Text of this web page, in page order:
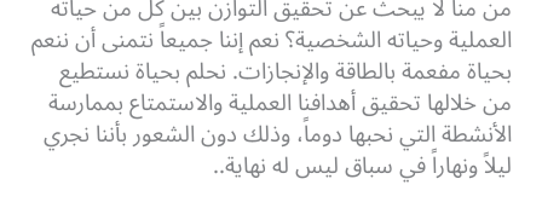
العملية وحياته الشخصية؟ نعم إننا جميعاً نتمنى أن ننعم
بحياة مفعمة بالطاقة والإنجازات. نحلم بحياة نستطيع
من خلالها تحقيق أهدافنا العملية والاستمتاع بممارسة
الأنشطة التي نحبها دوماً، وذلك دون الشعور بأننا نجري
ليلاً ونهاراً في سباق ليس له نهاية..